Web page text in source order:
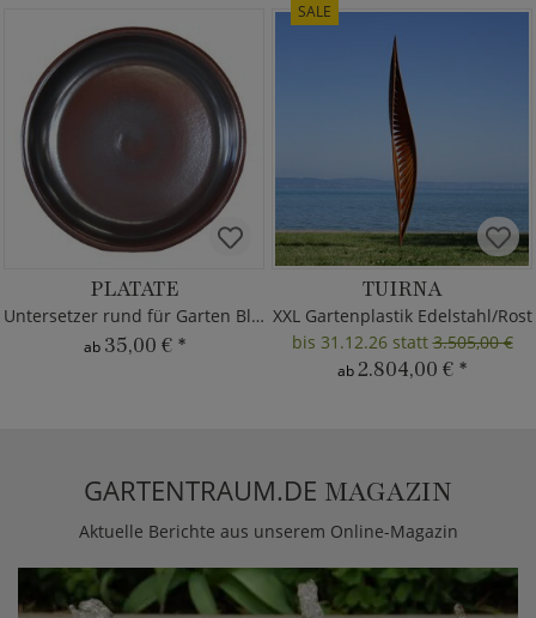
PLATATE
Untersetzer rund für Garten Blumentöpfe
ab 35,00 € *
SALE
TUIRNA
XXL Gartenplastik Edelstahl/Rost
bis 31.12.26 statt3.505,00 €
ab2.804,00 € *
GARTENTRAUM.DE MAGAZIN
Aktuelle Berichte aus unserem Online-Magazin